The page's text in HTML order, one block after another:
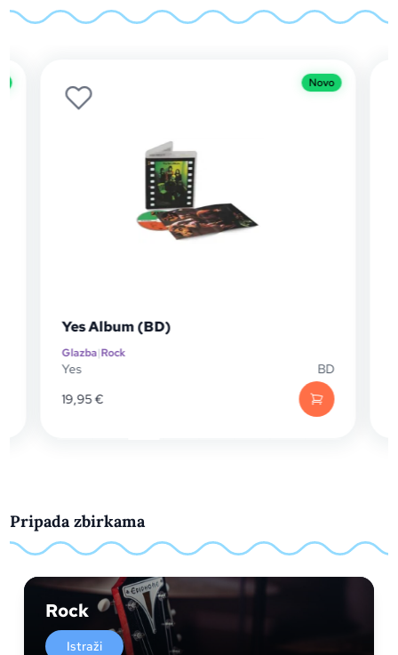
Novo
Yes Album (BD)
Glazba|Rock
Yes
BD
19,95€
Pripada zbirkama
Rock
Istraži